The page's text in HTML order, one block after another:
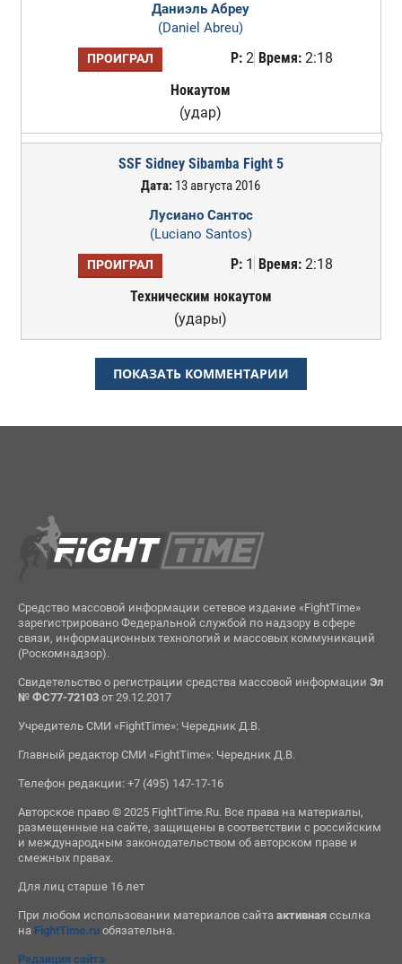
Даниэль Абреу
(Daniel Abreu)
ПРОИГРАЛ Р:2 Время:2:18
Нокаутом
(удар)
SSF Sidney Sibamba Fight 5
Дата: 13 августа 2016
Лусиано Сантос
(Luciano Santos)
ПРОИГРАЛ Р:1 Время:2:18
Техническим нокаутом
(удары)
ПОКАЗАТЬ КОММЕНТАРИИ
Средство массовой информации сетевое издание «FightTime»
зарегистрировано Федеральной службой по надзору в сфере
связи, информационных технологий и массовых коммуникаций
(Роскомнадзор).
Свидетельство о регистрации средства массовой информации Эл
№ ФС77-72103от 29.12.2017
Учредитель СМИ «FightTime»: Чередник Д.В.
Главный редактор СМИ «FightTime»: Чередник Д.В.
Телефон редакции: +7 (495) 147-17-16
Авторское право © 2025 FightTime.Ru. Все права на материалы,
размещенные на сайте, защищены в соответствии с российским
и международным законодательством об авторском праве и
смежных правах.
Для лиц старше 16 лет
При любом использовании материалов сайта активнаяссылка
на FightTime.ruобязательна.
Редакция сайта